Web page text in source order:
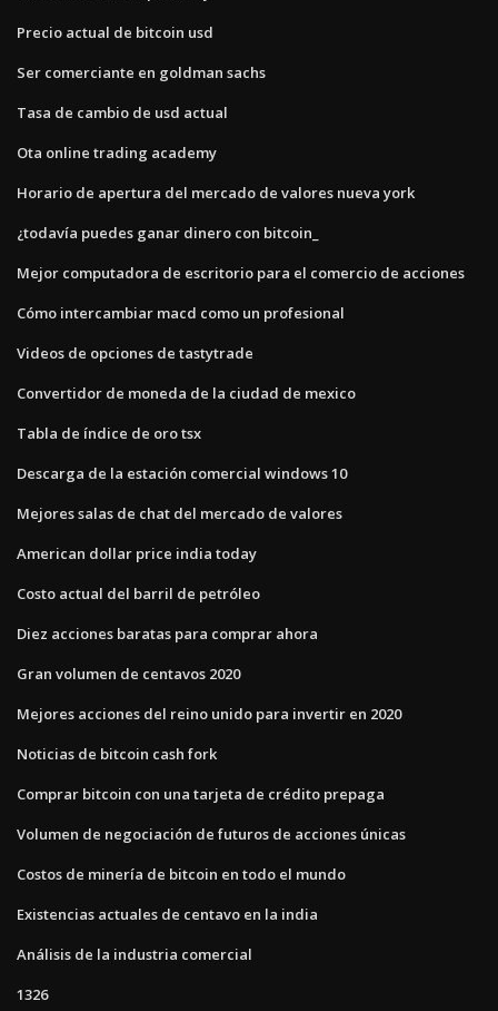
Precio actual de bitcoin usd
Ser comerciante en goldman sachs
Tasa de cambio de usd actual
Ota online trading academy
Horario de apertura del mercado de valores nueva york
¿todavía puedes ganar dinero con bitcoin_
Mejor computadora de escritorio para el comercio de acciones
Cómo intercambiar macd como un profesional
Videos de opciones de tastytrade
Convertidor de moneda de la ciudad de mexico
Tabla de índice de oro tsx
Descarga de la estación comercial windows 10
Mejores salas de chat del mercado de valores
American dollar price india today
Costo actual del barril de petróleo
Diez acciones baratas para comprar ahora
Gran volumen de centavos 2020
Mejores acciones del reino unido para invertir en 2020
Noticias de bitcoin cash fork
Comprar bitcoin con una tarjeta de crédito prepaga
Volumen de negociación de futuros de acciones únicas
Costos de minería de bitcoin en todo el mundo
Existencias actuales de centavo en la india
Análisis de la industria comercial
1326